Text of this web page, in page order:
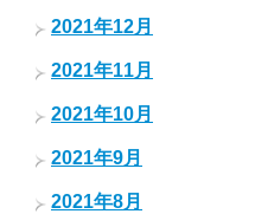
2021年12月
2021年11月
2021年10月
2021年9月
2021年8月